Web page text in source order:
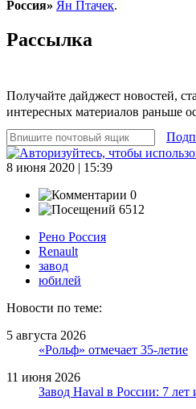
Россия» Ян Птачек.
Рассылка
Получайте дайджест новостей,
интересных материалов раньше
8 июня 2020 | 15:39
0
6512
Рено Россия
Renault
завод
юбилей
Новости по теме:
5 августа 2026
«Рольф» отмечает 35-летие
11 июня 2026
Завод Haval в России: 7